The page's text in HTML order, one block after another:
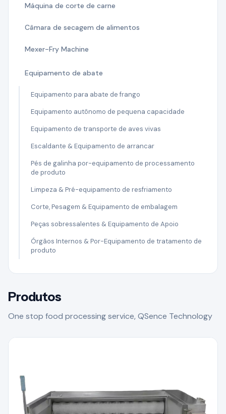
Máquina de corte de carne
Câmara de secagem de alimentos
Mexer-Fry Machine
Equipamento de abate
Equipamento para abate de frango
Equipamento autônomo de pequena capacidade
Equipamento de transporte de aves vivas
Escaldante & Equipamento de arrancar
Pés de galinha por-equipamento de processamento
de produto
Limpeza & Pré-equipamento de resfriamento
Corte, Pesagem & Equipamento de embalagem
Peças sobressalentes & Equipamento de Apoio
Órgãos Internos & Por-Equipamento de tratamento de
produto
Produtos
One stop food processing service, QSence Technology